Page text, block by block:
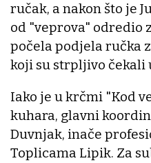
ručak, a nakon što je
od "veprova" odredio
počela podjela ručka
koji su strpljivo čekali
Iako je u krčmi "Kod
kuhara, glavni
Duvnjak, inače
Toplicama Lipik. Za